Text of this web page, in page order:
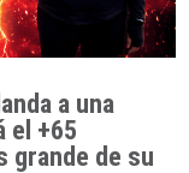
a una
el +65
grande de su